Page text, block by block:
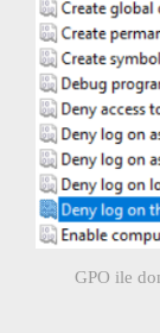
GPO ile